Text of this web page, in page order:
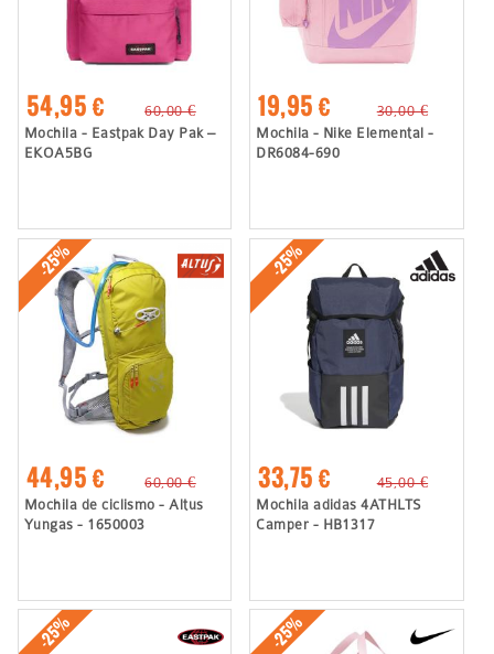
54,95 €
60,00 €
Mochila - Eastpak Day Pak –
EKOA5BG
19,95 €
30,00 €
Mochila - Nike Elemental -
DR6084-690
-25%
44,95 €
60,00 €
Mochila de ciclismo - Altus
Yungas - 1650003
-25%
33,75 €
45,00 €
Mochila adidas 4ATHLTS
Camper - HB1317
-25% -25%